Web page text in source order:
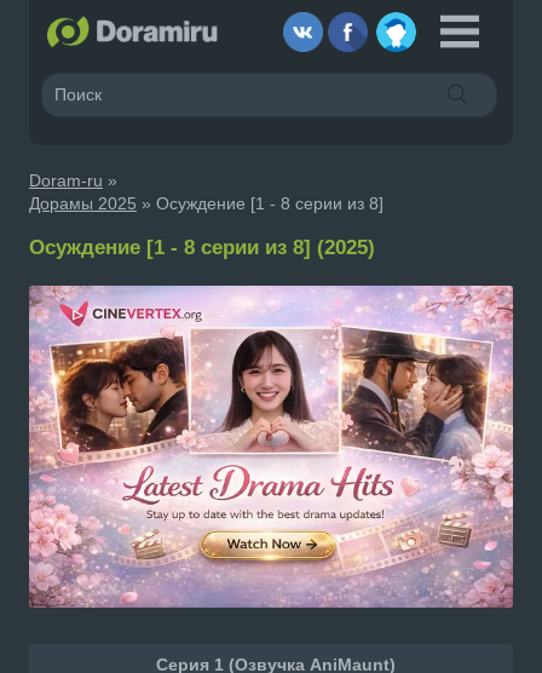
Doram-ru »
Дорамы 2025 » Осуждение [1 - 8 серии из 8]
Осуждение [1 - 8 серии из 8] (2025)
Серия 1 (Озвучка AniMaunt)